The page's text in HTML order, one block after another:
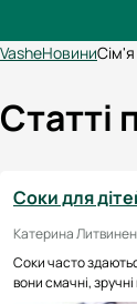
VasheНовиниСім'я
Статті
Соки для
Катерина
Соки часто
вони смачні,